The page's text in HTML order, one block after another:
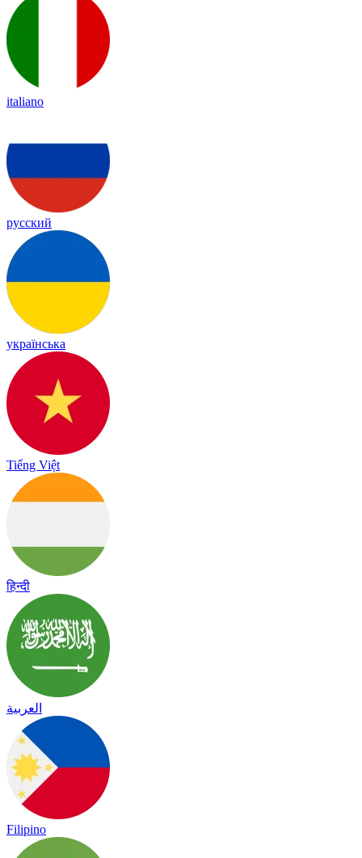
italiano
русский
українська
Tiếng Việt
हिन्दी
العربية
Filipino